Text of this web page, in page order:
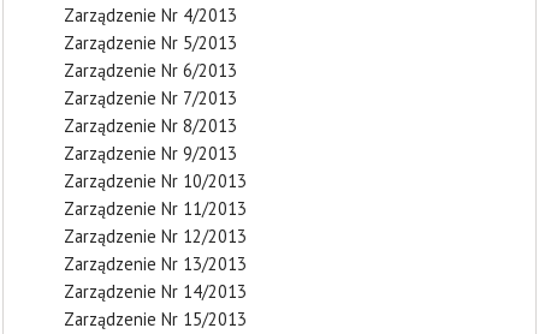
Zarządzenie Nr 4/2013
Zarządzenie Nr 5/2013
Zarządzenie Nr 6/2013
Zarządzenie Nr 7/2013
Zarządzenie Nr 8/2013
Zarządzenie Nr 9/2013
Zarządzenie Nr 10/2013
Zarządzenie Nr 11/2013
Zarządzenie Nr 12/2013
Zarządzenie Nr 13/2013
Zarządzenie Nr 14/2013
Zarządzenie Nr 15/2013